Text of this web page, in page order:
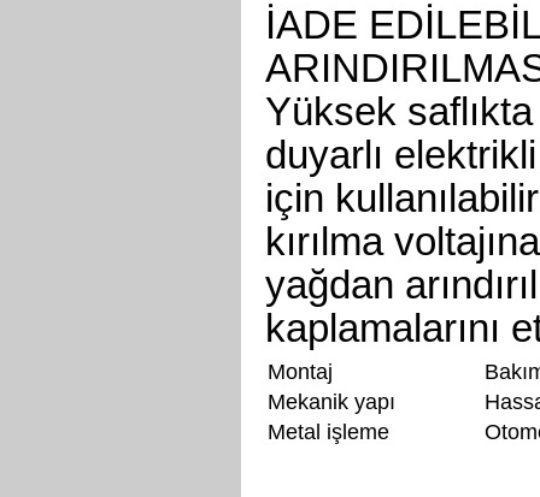
İADE
Yüksek
duyarlı
için
kırılma
yağdan
kaplamalarını
Montaj
Mekanik yapı
Metal işleme